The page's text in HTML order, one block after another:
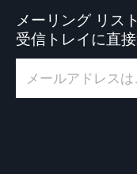
メーリング リス
受信トレイに直